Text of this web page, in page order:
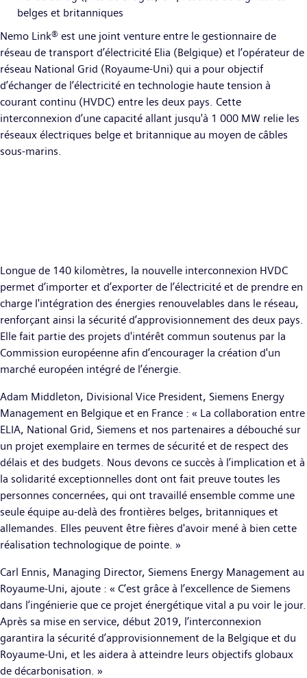
belges et britanniques
Nemo Link® est une joint venture entre le gestionnaire de
réseau de transport d’électricité Elia (Belgique) et l’opérateur de
réseau National Grid (Royaume-Uni) qui a pour objectif
d’échanger de l’électricité en technologie haute tension à
courant continu (HVDC) entre les deux pays. Cette
interconnexion d’une capacité allant jusqu'à 1 000 MW relie les
réseaux électriques belge et britannique au moyen de câbles
sous-marins.
Longue de 140 kilomètres, la nouvelle interconnexion HVDC
permet d’importer et d’exporter de l’électricité et de prendre en
charge l'intégration des énergies renouvelables dans le réseau,
renforçant ainsi la sécurité d’approvisionnement des deux pays.
Elle fait partie des projets d'intérêt commun soutenus par la
Commission européenne afin d’encourager la création d'un
marché européen intégré de l’énergie.
Adam Middleton, Divisional Vice President, Siemens Energy
Management en Belgique et en France : « La collaboration entre
ELIA, National Grid, Siemens et nos partenaires a débouché sur
un projet exemplaire en termes de sécurité et de respect des
délais et des budgets. Nous devons ce succès à l’implication et à
la solidarité exceptionnelles dont ont fait preuve toutes les
personnes concernées, qui ont travaillé ensemble comme une
seule équipe au-delà des frontières belges, britanniques et
allemandes. Elles peuvent être fières d'avoir mené à bien cette
réalisation technologique de pointe. »
Carl Ennis, Managing Director, Siemens Energy Management au
Royaume-Uni, ajoute : « C’est grâce à l’excellence de Siemens
dans l’ingénierie que ce projet énergétique vital a pu voir le jour.
Après sa mise en service, début 2019, l’interconnexion
garantira la sécurité d’approvisionnement de la Belgique et du
Royaume-Uni, et les aidera à atteindre leurs objectifs globaux
de décarbonisation. »